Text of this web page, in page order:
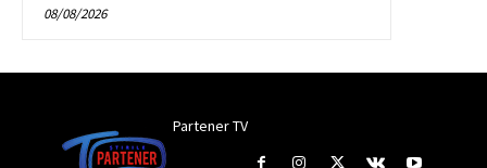
08/08/2026
Partener TV